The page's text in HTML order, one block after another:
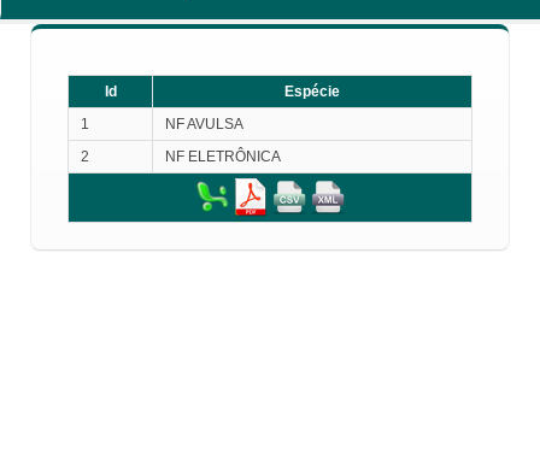
Id
Espécie
1
NF AVULSA
2
NF ELETRÔNICA